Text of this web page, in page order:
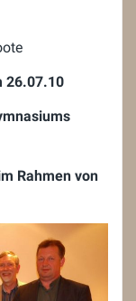
26.07.10
Rahmen von